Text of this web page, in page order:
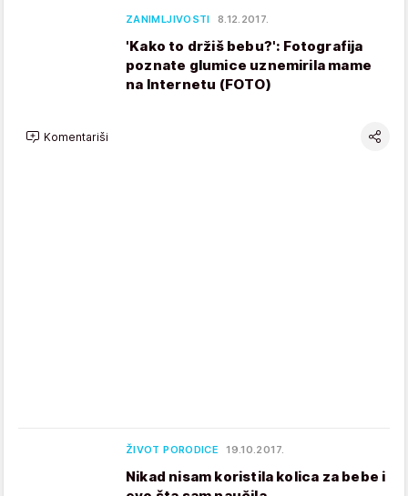
ZANIMLJIVOSTI 8.12.2017.
'Kako to držiš bebu?': Fotografija
poznate glumice uznemirila mame
na Internetu (FOTO)
Komentariši
ŽIVOT PORODICE 19.10.2017.
Nikad nisam koristila kolica za bebe i